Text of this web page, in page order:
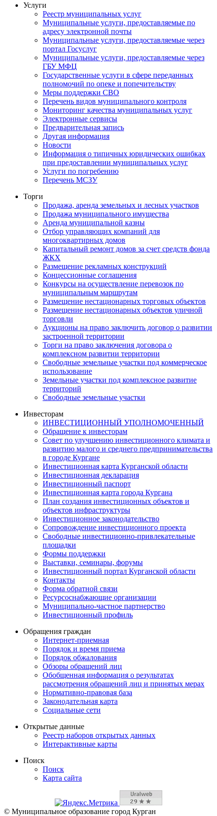
Услуги
Реестр муниципальных услуг
Муниципальные услуги, предоставляемые по
адресу электронной почты
Муниципальные услуги, предоставляемые через
портал Госуслуг
Муниципальные услуги, предоставляемые через
ГБУ МФЦ
Государственные услуги в сфере переданных
полномочий по опеке и попечительству
Меры поддержки СВО
Перечень видов муниципального контроля
Мониторинг качества муниципальных услуг
Электронные сервисы
Предварительная запись
Другая информация
Новости
Информация о типичных юридических ошибках
при предоставлении муниципальных услуг
Услуги по погребению
Перечень МСЗУ
Торги
Продажа, аренда земельных и лесных участков
Продажа муниципального имущества
Аренда муниципальной казны
Отбор управляющих компаний для
многоквартирных домов
Капитальный ремонт домов за счет средств фонда
ЖКХ
Размещение рекламных конструкций
Концессионные соглашения
Конкурсы на осуществление перевозок по
муниципальным маршрутам
Размещение нестационарных торговых объектов
Размещение нестационарных объектов уличной
торговли
Аукционы на право заключить договор о развитии
застроенной территории
Торги на право заключения договора о
комплексном развитии территории
Свободные земельные участки под коммерческое
использование
Земельные участки под комплексное развитие
территорий
Свободные земельные участки
Инвесторам
ИНВЕСТИЦИОННЫЙ УПОЛНОМОЧЕННЫЙ
Обращение к инвесторам
Совет по улучшению инвестиционного климата и
развитию малого и среднего предпринимательства
в городе Кургане
Инвестиционная карта Курганской области
Инвестиционная декларация
Инвестиционный паспорт
Инвестиционная карта города Кургана
План создания инвестиционных объектов и
объектов инфраструктуры
Инвестиционное законодательство
Сопровождение инвестиционного проекта
Свободные инвестиционно-привлекательные
площадки
Формы поддержки
Выставки, семинары, форумы
Инвестиционный портал Курганской области
Контакты
Форма обратной связи
Ресурсоснабжающие организации
Муниципально-частное партнерство
Инвестиционный профиль
Обращения граждан
Интернет-приемная
Порядок и время приема
Порядок обжалования
Обзоры обращений лиц
Обобщенная информация о результатах
рассмотрения обращений лиц и принятых мерах
Нормативно-правовая база
Законодательная карта
Социальные сети
Открытые данные
Реестр наборов открытых данных
Интерактивные карты
Поиск
Поиск
Карта сайта
© Муниципальное образование город Курган